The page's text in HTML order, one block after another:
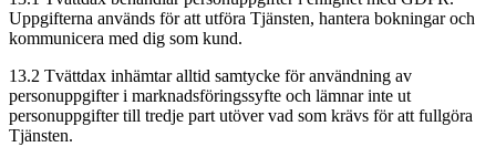
Uppgifterna används för att utföra Tjänsten, hantera bokningar och
kommunicera med dig som kund.
13.2 Tvättdax inhämtar alltid samtycke för användning av
personuppgifter i marknadsföringssyfte och lämnar inte ut
personuppgifter till tredje part utöver vad som krävs för att fullgöra
Tjänsten.